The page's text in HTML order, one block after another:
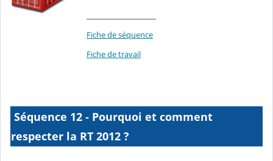
Fiche de séquence
Fiche de travail
Séquence 12 - Pourquoi et comment
respecter la RT 2012 ?